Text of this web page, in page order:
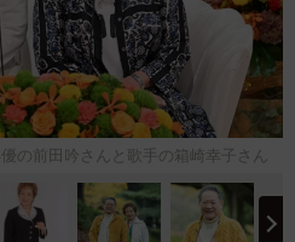
の前田吟さんと歌手の箱崎幸子さん